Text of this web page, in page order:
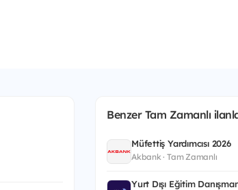
Benzer Tam Zamanlı
Müfettiş Yardımcısı 2026
Akbank · Tam Zamanlı
Yurt Dışı Eğitim